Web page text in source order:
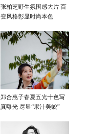
张柏芝野生氛围感大片 百
变风格彰显时尚本色
郑合惠子春夏五光十色写
真曝光 尽显“果汁美貌”